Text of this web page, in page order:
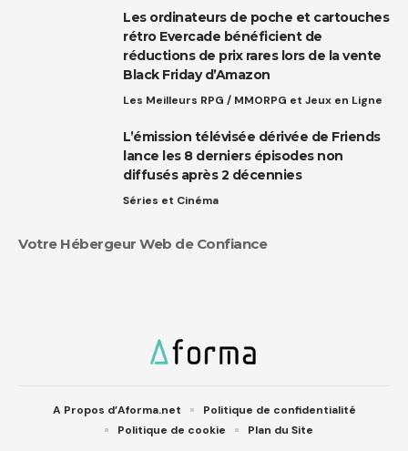
Les ordinateurs de poche et cartouches
rétro Evercade bénéficient de
réductions de prix rares lors de la vente
Black Friday d’Amazon
Les Meilleurs RPG / MMORPG et Jeux en Ligne
L’émission télévisée dérivée de Friends
lance les 8 derniers épisodes non
diffusés après 2 décennies
Séries et Cinéma
Votre Hébergeur Web de Confiance
A Propos d’Aforma.net
Politique de confidentialité
Politique de cookie
Plan du Site